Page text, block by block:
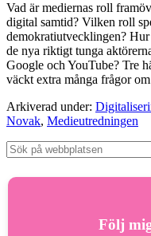
Vad är mediernas roll
digital samtid? Vilken roll
demokratiutvecklingen?
de nya riktigt tunga
Google och YouTube? Tre
väckt extra många frågor
Arkiverad under:
Novak, Medieutredningen
Följ